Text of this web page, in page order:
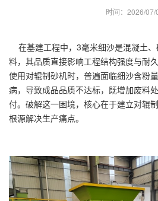
时间：2026/07/
在基建工程中，3毫米细沙是混凝土
料，其品质直接影响工程结构强度与耐
使用对辊制砂机时，普遍面临细沙含粉
病，导致成品品质不达标，既增加废料
付。破解这一困境，核心在于建立对辊
根源解决生产痛点。